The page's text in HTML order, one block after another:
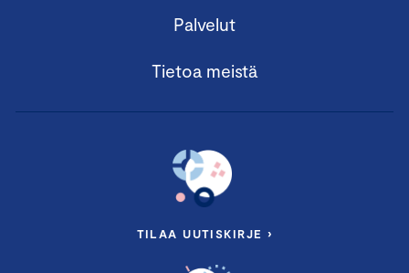
Palvelut
Tietoa meistä
TILAA UUTISKIRJE ›